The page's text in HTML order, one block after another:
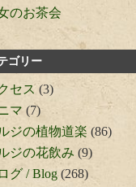
のお茶会
ゴリー
セス(3)
マ (7)
ジの植物道楽 (86)
ジの花飲み (9)
グ / Blog(268)